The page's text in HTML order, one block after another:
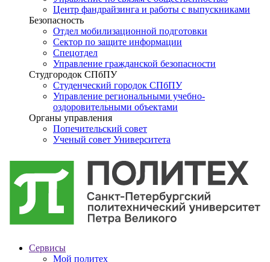
Центр фандрайзинга и работы с выпускниками
Безопасность
Отдел мобилизационной подготовки
Сектор по защите информации
Спецотдел
Управление гражданской безопасности
Студгородок СПбПУ
Студенческий городок СПбПУ
Управление региональными учебно-
оздоровительными объектами
Органы управления
Попечительский совет
Ученый совет Университета
Сервисы
Мой политех